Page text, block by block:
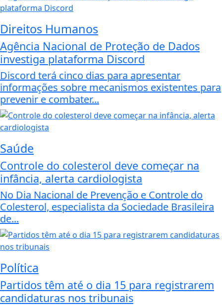
Direitos Humanos
Agência Nacional de Proteção de Dados
investiga plataforma Discord
Discord terá cinco dias para apresentar
informações sobre mecanismos existentes para
prevenir e combater...
Saúde
Controle do colesterol deve começar na
infância, alerta cardiologista
No Dia Nacional de Prevenção e Controle do
Colesterol, especialista da Sociedade Brasileira
de...
Política
Partidos têm até o dia 15 para registrarem
candidaturas nos tribunais